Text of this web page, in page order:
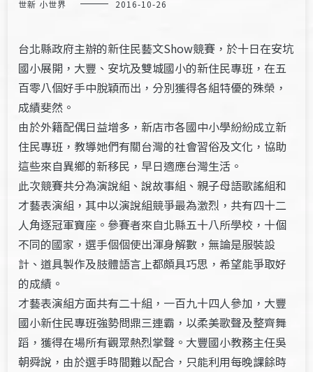
世新 小世界 2016-10-26
台北縣政府主辦的新住民藝文Show競賽，於十日在安坑
國小展開，大豐、安坑及雙城國小的新住民專班，在五
百零八個好手中脫穎而出，分別獲得各組特優的殊榮，
成績斐然。
由於外籍配偶日益增多，新店市各國中小學紛紛成立新
住民專班，教導她們有關台灣的社會習俗及文化，協助
這些來自異鄉的新移民，早日適應台灣生活。
此次競賽共分為演說組、說故事組、親子母語歌謠組和
才藝表演組，其中以演說組競爭最為激烈，共有四十二
人角逐冠軍寶座。參賽者來自北縣五十八所學校，十個
不同的國家，選手個個使出渾身解數，無論是服裝設
計、道具製作及肢體語言上都頗具巧思，希望能爭取好
的成績。
才藝表演組方面共有二十組，一百九十四人參加，大豐
國小新住民專班強勢問鼎三連霸，以柔美歌聲及整齊舞
蹈，獲得在場所有觀眾熱烈掌聲。大豐國小教務主任吳
朝舜說，由於選手時間難以配合，只能利用每晚課餘時